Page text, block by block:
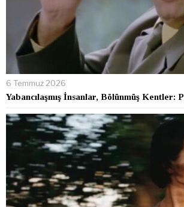
6 Temmuz 2026
Yabancılaşmış İnsanlar, Bölünmüş Kentler: